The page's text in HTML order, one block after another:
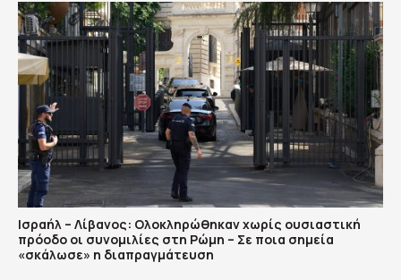
Ισραήλ – Λίβανος: Ολοκληρώθηκαν χωρίς ουσιαστική
πρόοδο οι συνομιλίες στη Ρώμη – Σε ποια σημεία
«σκάλωσε» η διαπραγμάτευση